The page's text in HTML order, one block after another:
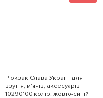
Рюкзак Слава Україні для
взуття, м'ячів, аксесуарів
10290100 колiр: жовто-синій